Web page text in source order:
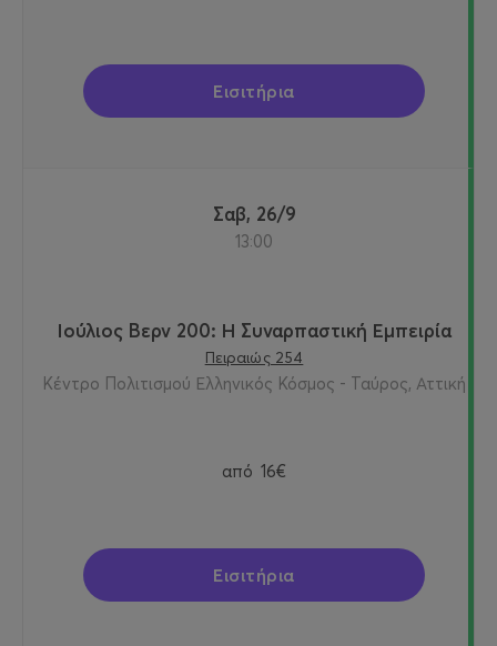
Εισιτήρια
Σαβ, 26/9
13:00
Ιούλιος Βερν 200: Η Συναρπαστική Εμπειρία
Πειραιώς 254
Κέντρο Πολιτισμού Ελληνικός Κόσμος - Ταύρος, Αττική
από 16€
Εισιτήρια